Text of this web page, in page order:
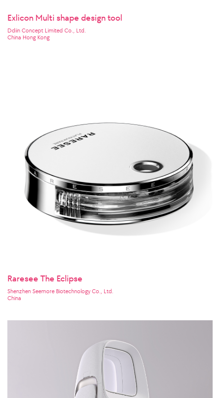
Exlicon Multi shape design tool
Ddiin Concept Limited Co., Ltd.
China Hong Kong
Raresee The Eclipse
Shenzhen Seemore Biotechnology Co., Ltd.
China